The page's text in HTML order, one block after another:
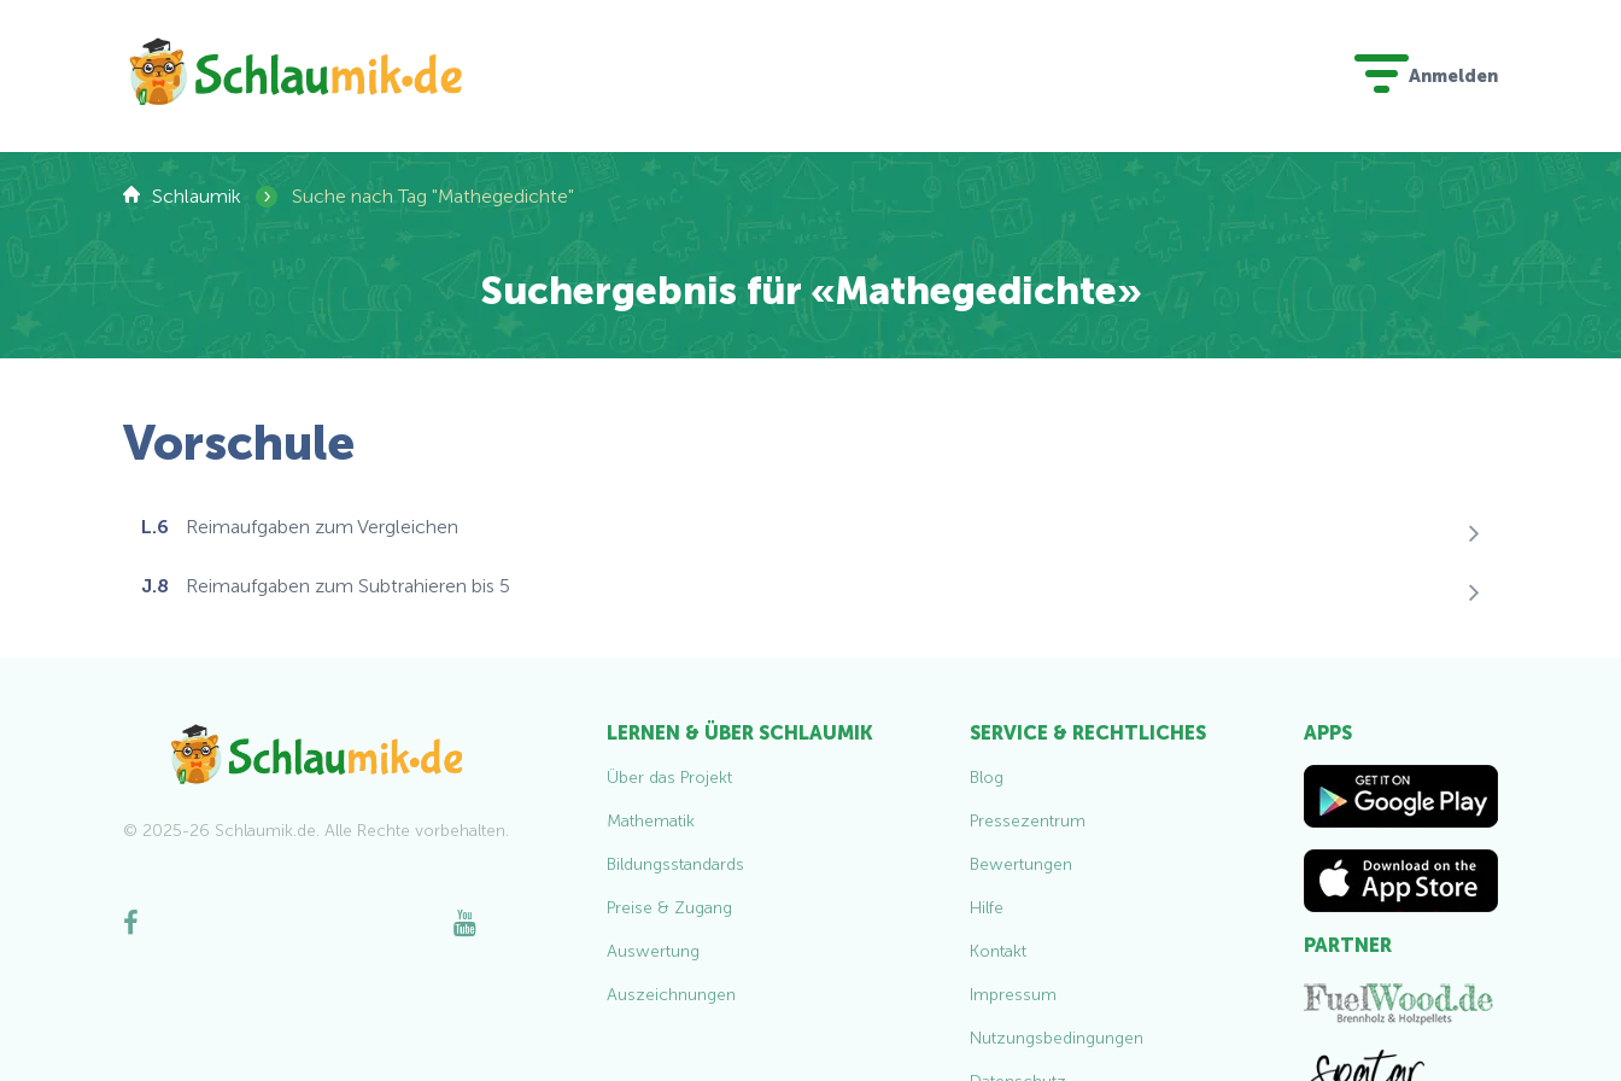
Anmelden
Schlaumik › Suche nach Tag "Mathegedichte"
Suchergebnis für «Mathegedichte»
Vorschule
L.6 Reimaufgaben zum Vergleichen
J.8 Reimaufgaben zum Subtrahieren bis 5
© 2025-26 Schlaumik.de. Alle Rechte vorbehalten.
LERNEN & ÜBER SCHLAUMIK
Über das Projekt
Mathematik
Bildungsstandards
Preise & Zugang
Auswertung
Auszeichnungen
SERVICE & RECHTLICHES
Blog
Pressezentrum
Bewertungen
Hilfe
Kontakt
Impressum
Nutzungsbedingungen
APPS
PARTNER